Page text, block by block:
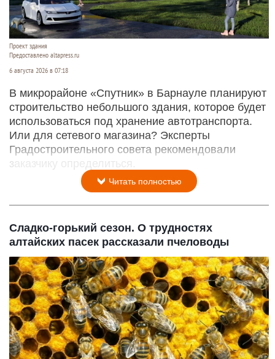
Проект здания
Предоставлено altapress.ru
6 августа 2026 в 07:18
В микрорайоне «Спутник» в Барнауле планируют
строительство небольшого здания, которое будет
использоваться под хранение автотранспорта.
Или для сетевого магазина? Эксперты
Градостроительного совета рекомендовали
заказчику определиться.
Читать полностью
Сладко-горький сезон. О трудностях
алтайских пасек рассказали пчеловоды